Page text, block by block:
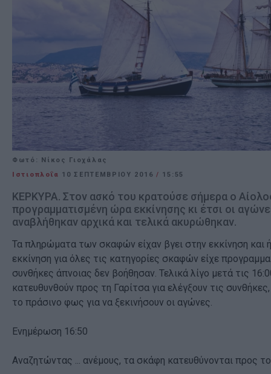
Φωτό: Νίκος Γιοχάλας
Ιστιοπλοΐα 10 ΣΕΠΤΕΜΒΡΊΟΥ 2016 / 15:55
ΚΕΡΚΥΡΑ. Στον ασκό του κρατούσε σήμερα ο
προγραμματισμένη ώρα εκκίνησης κι έτσι οι
αναβλήθηκαν αρχικά και τελικά ακυρώθηκαν.
Τα πληρώματα των σκαφών είχαν βγει στην εκκίνηση και
εκκίνηση για όλες τις κατηγορίες σκαφών είχε
συνθήκες άπνοιας δεν βοήθησαν. Τελικά λίγο μετά τις
κατευθυνθούν προς τη Γαρίτσα για ελέγξουν τις
το πράσινο φως για να ξεκινήσουν οι αγώνες.
Ενημέρωση 16:50
Αναζητώντας ... ανέμους, τα σκάφη κατευθύνονται προς